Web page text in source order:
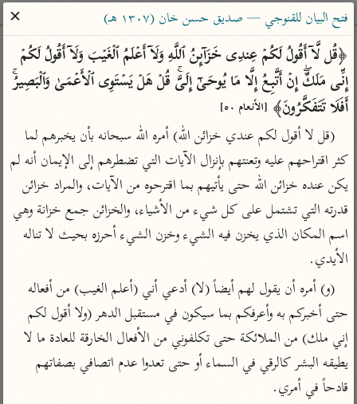
ساهم معنا في نشر القرآن والعلم الشرعي
الباحث القرآني
بحث تفسير علوم مصاحف معاجم
Type 2 or more characters for results.
Type 1 or more
characters for results.
أمّهات
تفسير الطبري
تفسير ابن كثير
تفسير القرطبي
تفسير البغوي
جمع الأقوال
تفسير ابن الجوزي
عامّة
فتح البيان للقنوجي
فتح القدير للشوكاني
تفسير ابن جزي
موسوعات
تفسير الآلوسي
معاصرة
الميسر
تفسير السعدي
أيسر التفاسير
القرآن – تدبر وعمل
فتح البيان للقنوجي — صديق حسن خان (١٣٠٧ هـ)
✕
إِنِّی مَلَكٌۖ إِنۡ أَتَّبِعُ إِلَّا مَا یُوحَىٰۤ إِلَیَّۚ قُلۡ هَلۡ یَسۡتَوِی ٱلۡأَعۡمَىٰ وَٱلۡبَصِیرُۚ
أَفَلَا تَتَفَكَّرُونَ﴾ [الأنعام ٥٠]
الأيدي.
قادحاً في أمري.